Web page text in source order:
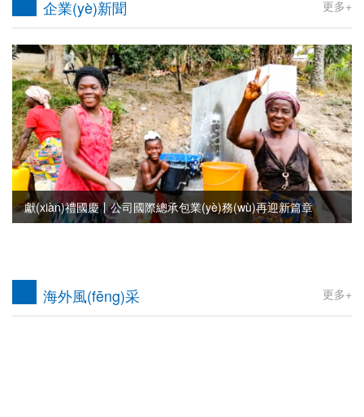
企業(yè)新聞 更多+
獻(xiàn)禮國慶丨公司國際總承包業(yè)務(wù)再迎新篇章
海外風(fēng)采 更多+